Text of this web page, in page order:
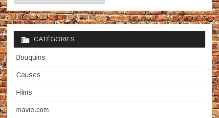
CATÉGORIES
Bouquins
Causes
Films
mavie.com